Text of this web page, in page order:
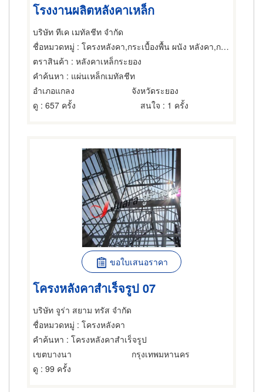
โรงงานผลิตหลังคาเหล็ก
บริษัท ทีเค เมทัลชีท จำกัด
ชื่อหมวดหมู่ : โครงหลังคา,กระเบื้องพื้น ผนัง หลังคา,กระเบื้องมุงหลังคา
ตราสินค้า : หลังคาเหล็กระยอง
คำค้นหา : แผ่นเหล็กเมทัลชีท
อำเภอแกลง
จังหวัดระยอง
ดู : 657 ครั้ง สนใจ : 1 ครั้ง
ขอใบเสนอราคา
โครงหลังคาสำเร็จรูป 07
บริษัท จูร่า สยาม ทรัส จำกัด
ชื่อหมวดหมู่ : โครงหลังคา
คำค้นหา : โครงหลังคาสำเร็จรูป
เขตบางนา
กรุงเทพมหานคร
ดู : 99 ครั้ง